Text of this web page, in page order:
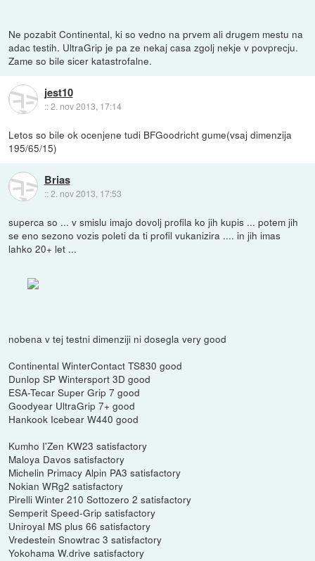
Ne pozabit Continental, ki so vedno na prvem ali drugem mestu na
adac testih. UltraGrip je pa ze nekaj casa zgolj nekje v povprecju.
Zame so bile sicer katastrofalne.
jest10
::2. nov 2013, 17:14
Letos so bile ok ocenjene tudi BFGoodricht gume(vsaj dimenzija
195/65/15)
Brias
::2. nov 2013, 17:53
superca so ... v smislu imajo dovolj profila ko jih kupis ... potem jih
se eno sezono vozis poleti da ti profil vukanizira .... in jih imas
lahko 20+ let ...
nobena v tej testni dimenziji ni dosegla very good
Continental WinterContact TS830 good
Dunlop SP Wintersport 3D good
ESA-Tecar Super Grip 7 good
Goodyear UltraGrip 7+ good
Hankook Icebear W440 good
Kumho I'Zen KW23 satisfactory
Maloya Davos satisfactory
Michelin Primacy Alpin PA3 satisfactory
Nokian WRg2 satisfactory
Pirelli Winter 210 Sottozero 2 satisfactory
Semperit Speed-Grip satisfactory
Uniroyal MS plus 66 satisfactory
Vredestein Snowtrac 3 satisfactory
Yokohama W.drive satisfactory